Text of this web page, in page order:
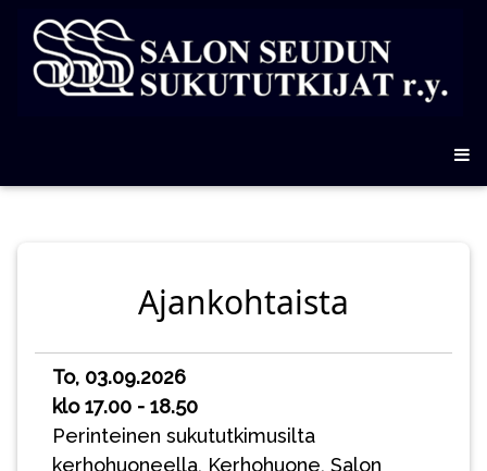
Ajankohtaista
To, 03.09.2026
klo 17.00 - 18.50
Perinteinen sukututkimusilta
kerhohuoneella, Kerhohuone, Salon